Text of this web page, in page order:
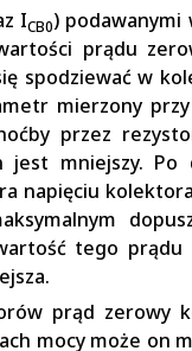
ICB0) podawanymi
prądu
spodziewać w
mierzony przy
przez
jest mniejszy.
napięciu
tego prądu
prąd zerowy
mocy może on